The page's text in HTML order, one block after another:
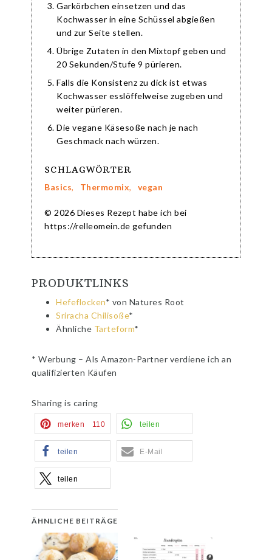
Garkörbchen einsetzen und das
Kochwasser in eine Schüssel abgießen
und zur Seite stellen.
Übrige Zutaten in den Mixtopf geben und
20 Sekunden/Stufe 9 pürieren.
Falls die Konsistenz zu dick ist etwas
Kochwasser esslöffelweise zugeben und
weiter pürieren.
Die vegane Käsesoße nach je nach
Geschmack nach würzen.
SCHLAGWÖRTER
Basics, Thermomix, vegan
© 2026 Dieses Rezept habe ich bei
https://relleomein.de gefunden
PRODUKTLINKS
Hefeflocken* von Natures Root
Sriracha Chilisoße*
Ähnliche Tarteform*
* Werbung – Als Amazon-Partner verdiene ich an
qualifizierten Käufen
Sharing is caring
merken 110 teilen
teilen E-Mail
teilen
ÄHNLICHE BEITRÄGE